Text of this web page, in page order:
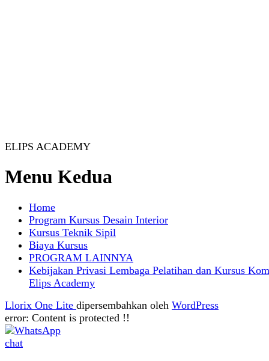
ELIPS ACADEMY
Menu Kedua
Home
Program Kursus Desain Interior
Kursus Teknik Sipil
Biaya Kursus
PROGRAM LAINNYA
Kebijakan Privasi Lembaga Pelatihan dan Kursus
Elips Academy
Llorix One Lite dipersembahkan oleh WordPress
error: Content is protected !!